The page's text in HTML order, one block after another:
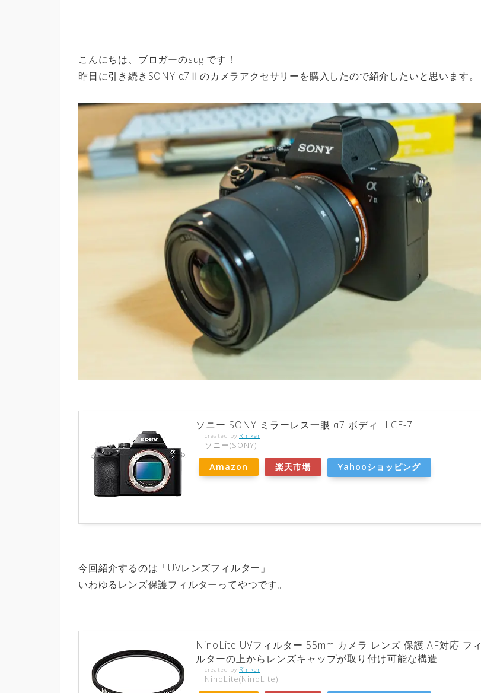
こんにちは、ブロガーのsugiです！
昨日に引き続きSONY α7Ⅱのカメラアクセサリーを購入したので紹介したいと思います。
ソニー SONY ミラーレス一眼 α7 ボディ ILCE-7
created by Rinker
ソニー(SONY)
Amazon 楽天市場 Yahooショッピング
今回紹介するのは「UVレンズフィルター」
いわゆるレンズ保護フィルターってやつです。
NinoLite UVフィルター 55mm カメラ レンズ 保護 AF対応 フィ
ルターの上からレンズキャップが取り付け可能な構造
created by Rinker
NinoLite(NinoLite)